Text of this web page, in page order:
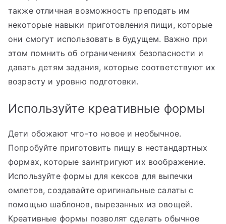
также отличная возможность преподать им
некоторые навыки приготовления пищи, которые
они смогут использовать в будущем. Важно при
этом помнить об ограничениях безопасности и
давать детям задания, которые соответствуют их
возрасту и уровню подготовки.
Используйте креативные формы
Дети обожают что-то новое и необычное.
Попробуйте приготовить пищу в нестандартных
формах, которые заинтригуют их воображение.
Используйте формы для кексов для выпечки
омлетов, создавайте оригинальные салаты с
помощью шаблонов, вырезанных из овощей.
Креативные формы позволят сделать обычное